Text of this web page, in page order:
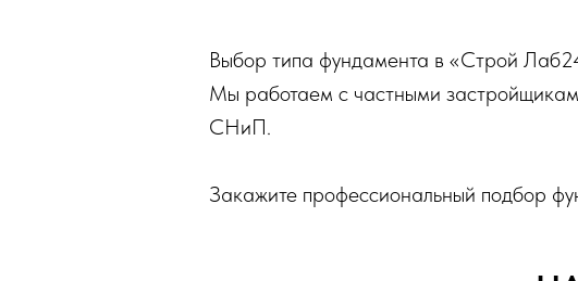
Выбор типа фундамента в «Строй
Мы работаем с частными
СНиП.
Закажите профессиональный подбор